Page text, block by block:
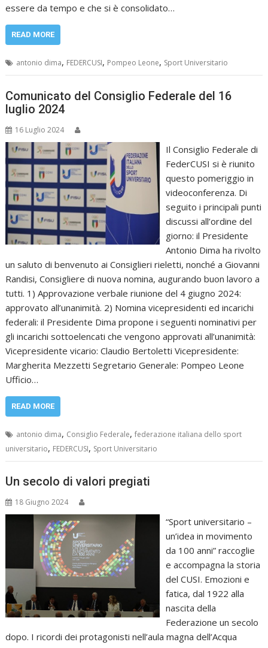
essere da tempo e che si è consolidato…
READ MORE
antonio dima, FEDERCUSI, Pompeo Leone, Sport Universitario
Comunicato del Consiglio Federale del 16
luglio 2024
16 Luglio 2024
Il Consiglio Federale di
FederCUSI si è riunito
questo pomeriggio in
videoconferenza. Di
seguito i principali punti
discussi all’ordine del
giorno: il Presidente
Antonio Dima ha rivolto
un saluto di benvenuto ai Consiglieri rieletti, nonché a Giovanni
Randisi, Consigliere di nuova nomina, augurando buon lavoro a
tutti. 1) Approvazione verbale riunione del 4 giugno 2024:
approvato all’unanimità. 2) Nomina vicepresidenti ed incarichi
federali: il Presidente Dima propone i seguenti nominativi per
gli incarichi sottoelencati che vengono approvati all’unanimità:
Vicepresidente vicario: Claudio Bertoletti Vicepresidente:
Margherita Mezzetti Segretario Generale: Pompeo Leone
Ufficio…
READ MORE
antonio dima, Consiglio Federale,federazione italiana dello sport
universitario, FEDERCUSI, Sport Universitario
Un secolo di valori pregiati
18 Giugno 2024
“Sport universitario –
un’idea in movimento
da 100 anni” raccoglie
e accompagna la storia
del CUSI. Emozioni e
fatica, dal 1922 alla
nascita della
Federazione un secolo
dopo. I ricordi dei protagonisti nell’aula magna dell’Acqua